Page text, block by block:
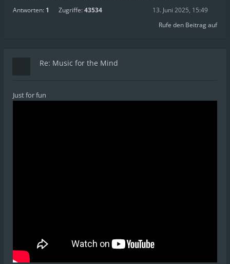
Antworten: 1 Zugriffe:43534
13. Juni 2025, 15:49
Rufe den Beitrag auf
Re: Music for the Mind
Just for fun